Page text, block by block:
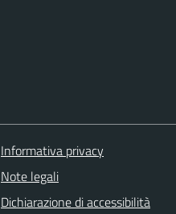
Informativa privacy
Note legali
Dichiarazione di accessibilità